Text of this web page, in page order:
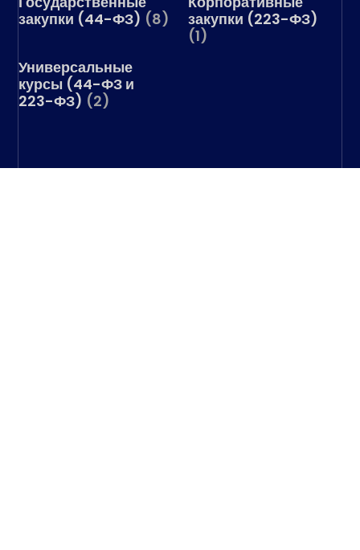
закупки (44-ФЗ) (8)
закупки (223-ФЗ)
(1)
Универсальные
курсы (44-ФЗ и
223-ФЗ) (2)